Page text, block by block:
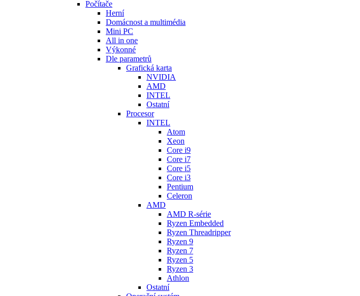
Počítače
Herní
Domácnost a multimédia
Mini PC
All in one
Výkonné
Dle parametrů
Grafická karta
NVIDIA
AMD
INTEL
Ostatní
Procesor
INTEL
Atom
Xeon
Core i9
Core i7
Core i5
Core i3
Pentium
Celeron
AMD
AMD R-série
Ryzen Embedded
Ryzen Threadripper
Ryzen 9
Ryzen 7
Ryzen 5
Ryzen 3
Athlon
Ostatní